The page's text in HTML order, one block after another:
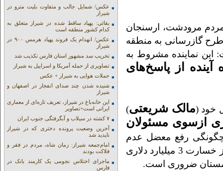
مردم مرودشت، ارسنجان
گازرسانی به منطقه
نماینده مشروط به
آینده از پاسخ‌های
خود (مالک شریعتی)
ازسوی مسئولان
رفع معضل عدم
فروش و عدم ذخیره میعانات گازی برای ممانعت از خسارت 3 میلیارد دلاری
ضروری است.
عکس/ شمایل جالب و متفاوت بلیت مترو در
شیراز
بقائی: پهپاد ساقط شده در شیراز متعلق به
کدام کشور منطقه است
عکس/ انهدام یک فروند پهپاد هرمس ۹۰۰ در
شیراز
تخریب سد مشهور استان فارس تکذیب شد
تصاویری از حمله آمریکا و اسراییل به شیراز
حملات هوایی به شیراز + عکس
شنیده شدن چند صدای انفجار در اصفهان و
شیراز
این خانه‌باغ در شیراز، تعریف تازه‌ای از معماری
ایرانی است+تصاویر
۷ کشته در سیلاب و آبگرفتگی جنوب ایران
آخرین وضعیت پرونده دختری که در شیراز
ناپدید شد
امام‌جمعه شیراز: زمان شاه، مردم در فقر و
فلاکت بودند
ماجرای اختلاس نجومی یک کارمند بانک در
فارس